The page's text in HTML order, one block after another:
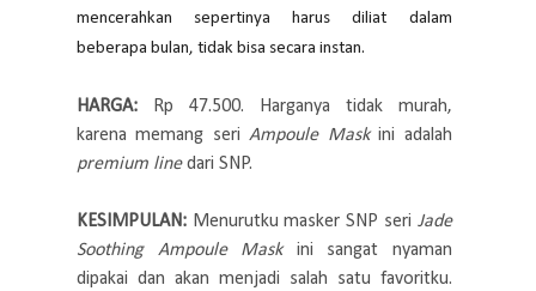
mencerahkan sepertinya harus diliat dalam
beberapa bulan, tidak bisa secara instan.
HARGA:
Rp 47.500. Harganya tidak murah,
karena memang seriAmpoule Maskini adalah
premium linedari SNP.
KESIMPULAN: Menurutku masker SNP seri Jade
Soothing Ampoule Mask ini sangat nyaman
dipakai dan akan menjadi salah satu favoritku.